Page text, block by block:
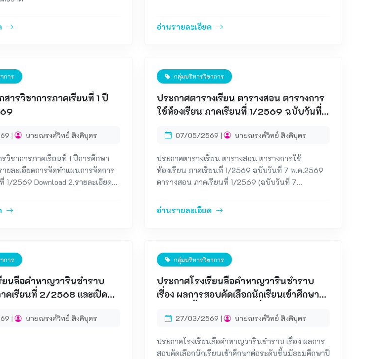
อ่านรายละเอียด
การ
สารวิชาการภาคเรียนที่ 1 ปี
| นายณรงค์วิทย์ สิงคิบุตร
วิชาการภาคเรียนที่ 1 ปีการศึกษา
2.รายละเอียด
กลุ่มบริหารวิชาการ
ประกาศตารางเรียน ตารางสอน ตารางการ
ใช้ห้องเรียน ภาคเรียนที่ 1/2569 ฉบับวันที่ 7
07/05/2569 | นายณรงค์วิทย์ สิงคิบุตร
ประกาศตารางเรียน ตารางสอน ตารางการใช้
ห้องเรียน ภาคเรียนที่ 1/2569 ฉบับวันที่ 7 พ.ค.2569
ตารางสอน ภาคเรียนที่ 1/2569 (ฉบับวันที่ 7
7 พ.ค.2569) ตารางการใช้ห้องเรียน ภาคเรียนที่
อ่านรายละเอียด
การ
ยนลือคำหาญวารินชำราบ
าคเรียนที่ 2/2568 และเปิด
วงศึกษาธิการ ว่าด้วยการเปิด
| นายณรงค์วิทย์ สิงคิบุตร
กลุ่มบริหารวิชาการ
ประกาศโรงเรียนลือคำหาญวารินชำราบ
เรื่อง ผลการสอบคัดเลือกนักเรียนเข้าศึกษา
ประเภทนักเรียนความสามารถพิเศษ ปีการ
ศึกษา 2569
27/03/2569 | นายณรงค์วิทย์ สิงคิบุตร
ประกาศโรงเรียนลือคำหาญวารินชำราบ เรื่อง ผลการ
สอบคัดเลือกนักเรียนเข้าศึกษาต่อระดับชั้นมัธยมศึกษาปี